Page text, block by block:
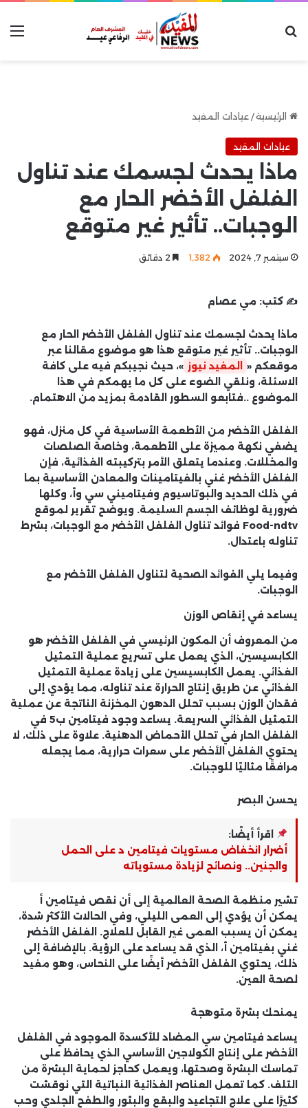
الرئيسية/ عيادات المفيد
عيادات المفيد
ماذا يحدث لجسمك عند تناول
الفلفل الأخضر الحار مع
الوجبات.. تأثير غير متوقع
سبتمبر 7, 2024 1٬382
✍️ كتب: مي عصام
ماذا يحدث لجسمك عند تناول الفلفل الأخضر الحار مع
الوجبات.. تأثير غير متوقع هذا هو موضوع مقالنا عبر
موقعكم «
المفيد نيوز »، حيث نجيبكم فيه على كافة
الاسئلة، ونلقي الضوء على كل ما يهمكم في هذا
الموضوع ..فتابعو السطور القادمة بمزيد من الاهتمام.
الفلفل الأخضر من الأطعمة الأساسية في كل منزل، فهو
يضفي نكهة مميزة على الأطعمة، وخاصة الصلصات
والمخللات. وعندما يتعلق الأمر بتركيبته الغذائية، فإن
الفلفل الأخضر غني بالفيتامينات والمعادن الأساسية بما
في ذلك الحديد والبوتاسيوم وفيتاميني سي وأ، وكلها
ضرورية لوظائف الجسم السليمة. ويوضح تقرير لموقع
Food-ndtv فوائد تناول الفلفل الأخضر مع الوجبات، بشرط
تناوله باعتدال.
وفيما يلي الفوائد الصحية لتناول الفلفل الأخضر مع
الوجبات.
يساعد في إنقاص الوزن
من المعروف أن المكون الرئيسي في الفلفل الأخضر هو
الكابسيسين، الذي يعمل على تسريع عملية التمثيل
الغذائي. يعمل الكابسيسين على زيادة عملية التمثيل
الغذائي عن طريق إنتاج الحرارة عند تناوله، مما يؤدي إلى
فقدان الوزن بسبب تحلل الدهون المخزنة الناتجة عن عملية
التمثيل الغذائي السريعة. يساعد وجود فيتامين ب5 في
الفلفل الحار في تحلل الأحماض الدهنية. علاوة على ذلك، لا
يحتوي الفلفل الأخضر على سعرات حرارية، مما يجعله
مرافقًا مثاليًا للوجبات.
يحسن البصر
اقرأ أيضًا:
أضرار انخفاض مستويات فيتامين د على الحمل
والجنين.. ونصائح لزيادة مستوياته
تشير منظمة الصحة العالمية إلى أن نقص فيتامين أ
يمكن أن يؤدي إلى العمى الليلي، وفي الحالات الأكثر شدة،
يمكن أن يسبب العمى غير القابل للعلاج. الفلفل الأخضر
غني بفيتامين أ، الذي قد يساعد على الرؤية. بالإضافة إلى
ذلك، يحتوي الفلفل الأخضر أيضًا على النحاس، وهو مفيد
لصحة العين.
يمنحك بشرة متوهجة
يساعد فيتامين سي المضاد للأكسدة الموجود في الفلفل
الأخضر على إنتاج الكولاجين الأساسي الذي يحافظ على
تماسك البشرة وصحتها، ويعمل كحاجز لحماية البشرة من
التلف. كما تعمل العناصر الغذائية النباتية التي نوقشت
كثيرًا على علاج التجاعيد والبقع والبثور والطفح الجلدي وحب